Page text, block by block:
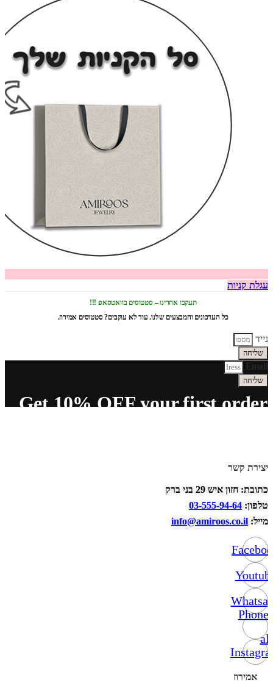
עגלת קניות
תעקבו אחרינו – סטטוסים בוואטסאפ !!!
כל העדכונים והמבצעים שלנו. עוד לא עוקבים? סטטוסים אמירוז.
נייד
שליחה
Email
שליחה
Get 10% OFF your first order
יצירת קשר
כתובת: חזון איש 29 בני ברק
טלפון: 03-555-94-64
מייל: info@amiroos.co.il
Phone-
alt
אמירוז